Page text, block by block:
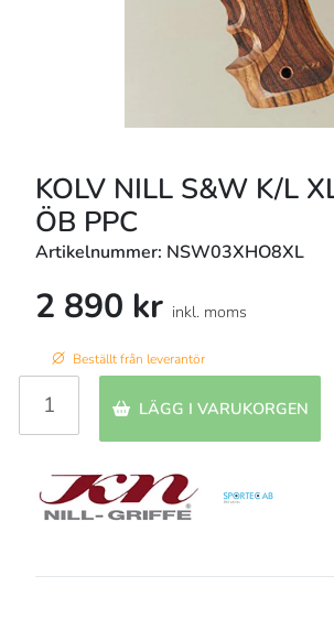
KOLV NILL S&W K/L
ÖB PPC
Artikelnummer: NSW03XHO8XL
2 890 kr inkl. moms
Beställt från leverantör
LÄGG I VARUKORGEN